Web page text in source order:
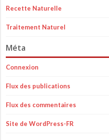
Recette Naturelle
Traitement Naturel
Méta
Connexion
Flux des publications
Flux des commentaires
Site de WordPress-FR